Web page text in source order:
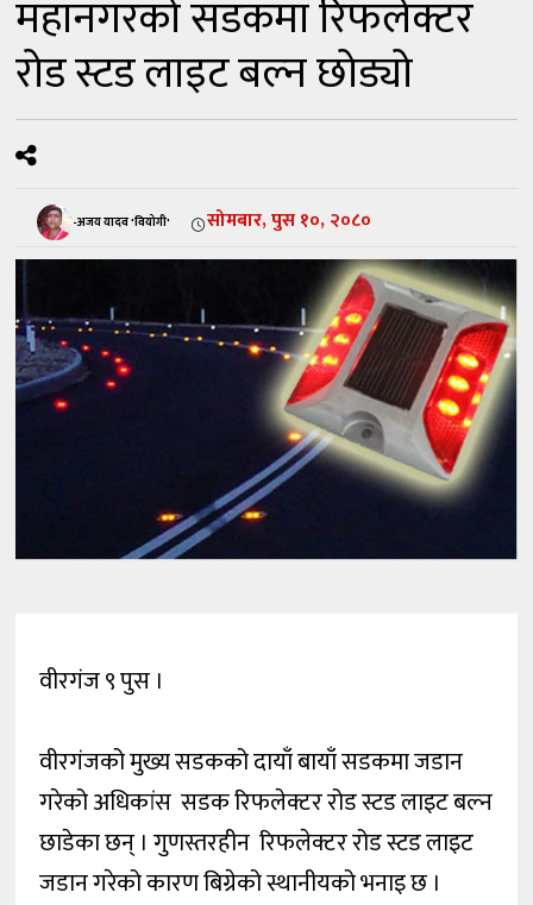
महानगरको सडकमा रिफलेक्टर
रोड स्टड लाइट बल्न छोड्यो
-अजय यादव 'वियोगी' सोमबार, पुस १०, २०८०
वीरगंज ९ पुस ।
वीरगंजको मुख्य सडकको दायाँ बायाँ सडकमा जडान
गरेको अधिकांस सडक रिफलेक्टर रोड स्टड लाइट बल्न
छाडेका छन् । गुणस्तरहीन रिफलेक्टर रोड स्टड लाइट
जडान गरेको कारण बिग्रेको स्थानीयको भनाइ छ ।